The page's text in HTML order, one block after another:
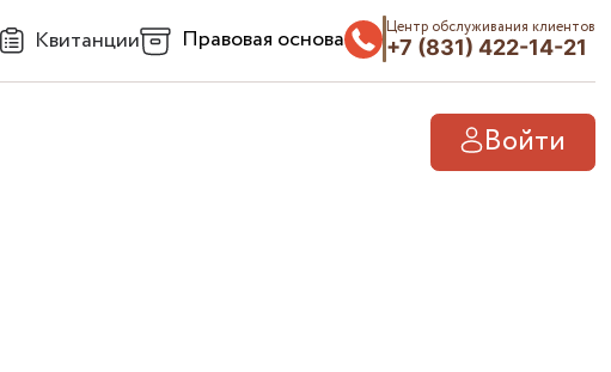
Квитанции Правовая основа Центр обслуживания клиентов
+7 (831) 422-14-21
Войти